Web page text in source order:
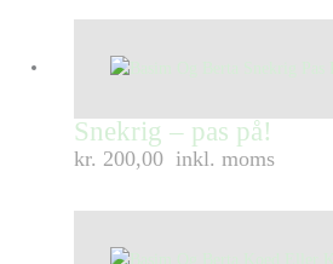
Snekrig – pas på!
kr. 200,00 inkl. moms